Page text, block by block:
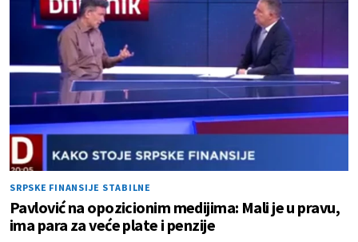
SRPSKE FINANSIJE STABILNE
Pavlović na opozicionim medijima: Mali je u pravu,
ima para za veće plate i penzije